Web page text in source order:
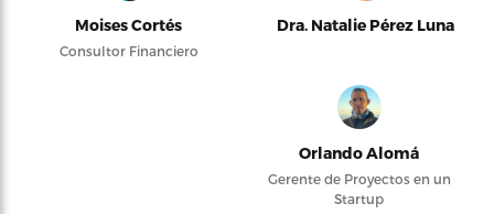
Moises Cortés
Consultor Financiero
Dra. Natalie Pérez Luna
Orlando Alomá
Gerente de Proyectos en un
Startup